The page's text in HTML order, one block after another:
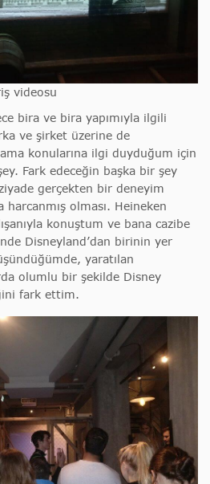
videosu
bira ve bira yapımıyla ilgili
ve şirket üzerine de
konularına ilgi duyduğum için
Fark edeceğin başka bir şey
gerçekten bir deneyim
olması. Heineken
konuştum ve bana cazibe
Disneyland’dan birinin yer
yaratılan
olumlu bir şekilde Disney
fark ettim.